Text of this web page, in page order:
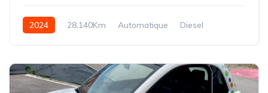
2024 28,140Km Automatique Diesel